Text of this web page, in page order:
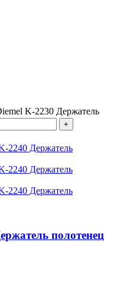
K-2230 Держатель
полотенец